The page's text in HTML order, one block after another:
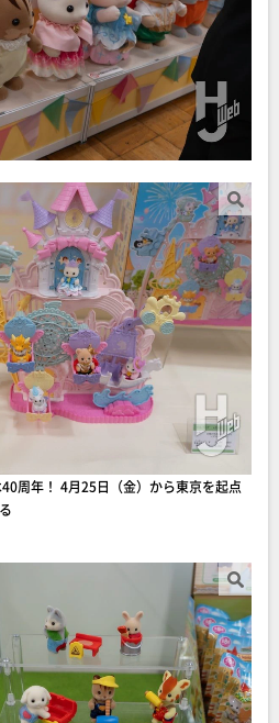
周年！ 4月25日（金）から東京を起点